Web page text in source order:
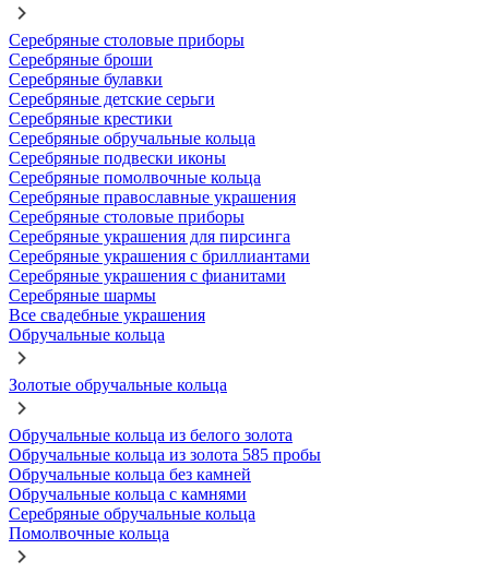
Серебряные столовые приборы
Серебряные броши
Серебряные булавки
Серебряные детские серьги
Серебряные крестики
Серебряные обручальные кольца
Серебряные подвески иконы
Серебряные помолвочные кольца
Серебряные православные украшения
Серебряные столовые приборы
Серебряные украшения для пирсинга
Серебряные украшения с бриллиантами
Серебряные украшения с фианитами
Серебряные шармы
Все свадебные украшения
Обручальные кольца
Золотые обручальные кольца
Обручальные кольца из белого золота
Обручальные кольца из золота 585 пробы
Обручальные кольца без камней
Обручальные кольца с камнями
Серебряные обручальные кольца
Помолвочные кольца